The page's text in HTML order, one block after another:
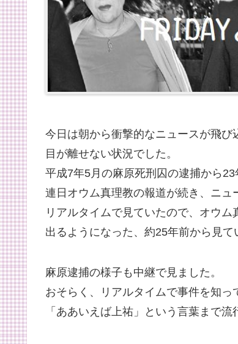
今日は朝から衝撃的なニュースが飛び
目が離せない状況でした。
平成7年5月の麻原死刑囚の逮捕から23
連日オウム真理教の報道が続き、ニュ
リアルタイムで見ていたので、オウム
出るようになった、約25年前から見て
麻原逮捕の様子も中継で見ました。
おそらく、リアルタイムで事件を知っ
「ああいえば上祐」という言葉まで流